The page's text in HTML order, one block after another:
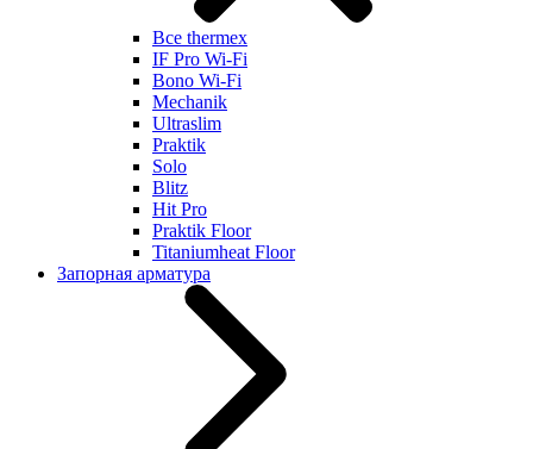
Все thermex
IF Pro Wi-Fi
Bono Wi-Fi
Mechanik
Ultraslim
Praktik
Solo
Blitz
Hit Pro
Praktik Floor
Titaniumheat Floor
Запорная арматура